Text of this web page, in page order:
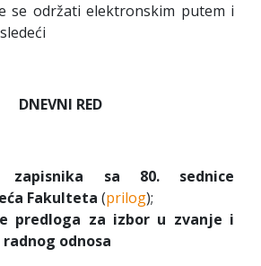
se održati elektronskim putem i
DNEVNI RED
zapisnika sa 80. sednice
Fakulteta (prilog);
predloga za izbor u zvanje i
odnosa